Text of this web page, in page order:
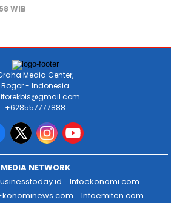
WIB
Media Center,
Bogor - Indonesia
+628557777888
MEDIA NETWORK
Infoekonomi.com
Infoemiten.com